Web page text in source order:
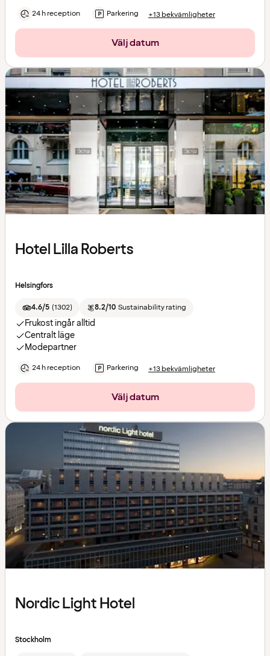
24 h reception Parkering +13 bekvämligheter
Välj datum
Hotel Lilla Roberts
Helsingfors
4.6/5 (1302) 8.2/10 Sustainability rating
Frukost ingår alltid
Centralt läge
Modepartner
24 h reception Parkering +13 bekvämligheter
Välj datum
Nordic Light Hotel
Stockholm